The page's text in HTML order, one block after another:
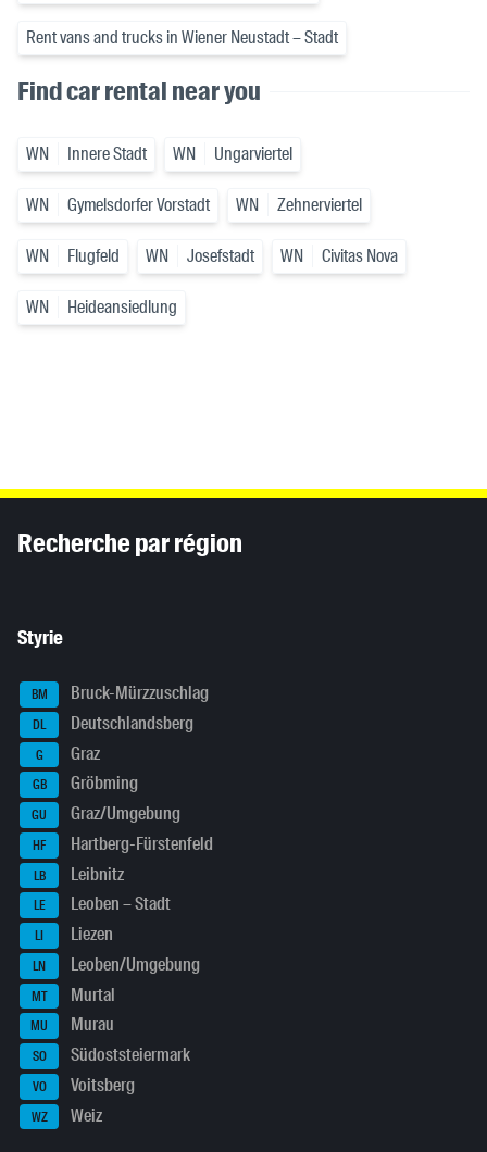
Rent vans and trucks in Wiener Neustadt – Stadt
Find car rental near you
WN Innere Stadt WN Ungarviertel
WN Gymelsdorfer Vorstadt WN Zehnerviertel
WN Flugfeld WN Josefstadt WN Civitas Nova
WN Heideansiedlung
Recherche par région
Styrie
BM Bruck-Mürzzuschlag
DL Deutschlandsberg
G Graz
GB Gröbming
GU Graz/Umgebung
HF Hartberg-Fürstenfeld
LB Leibnitz
LE Leoben – Stadt
LI Liezen
LN Leoben/Umgebung
MT Murtal
MU Murau
SO Südoststeiermark
VO Voitsberg
WZ Weiz